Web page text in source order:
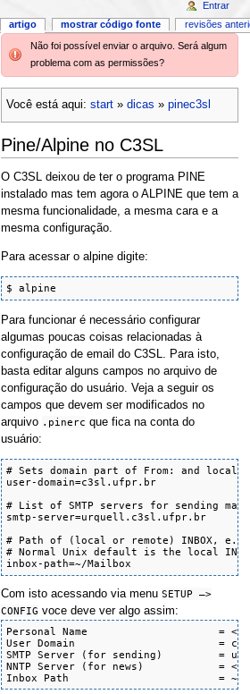
Não foi possível enviar o arquivo. Será algum
problema com as permissões?
Você está aqui: start» dicas » pinec3sl
Pine/Alpine no C3SL
O C3SL deixou de ter o programa PINE
instalado mas tem agora o ALPINE que tem a
mesma funcionalidade, a mesma cara e a
mesma configuração.
Para acessar o alpine digite:
$ alpine
Para funcionar é necessário configurar
algumas poucas coisas relacionadas à
configuração de email do C3SL. Para isto,
basta editar alguns campos no arquivo de
configuração do usuário. Veja a seguir os
campos que devem ser modificados no
arquivo .pinerc que fica na conta do
usuário:
# Sets domain part of From: and local
user-domain=c3sl.ufpr.br
# List of SMTP servers for sending
smtp-server=urquell.c3sl.ufpr.br
# Path of (local or remote) INBOX, e.g.
# Normal Unix default is the local
inbox-path=~/Mailbox
Com isto acessando via menu SETUP –>
CONFIG voce deve ver algo assim:
Personal Name                     = <No
User Domain                       =
SMTP Server (for sending)         =
NNTP Server (for news)            = <No
Inbox Path                        = ~/
artigo mostrar código fonte revisões
Entrar